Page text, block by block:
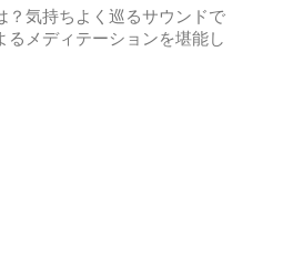
？気持ちよく巡るサウンドで
るメディテーションを堪能し